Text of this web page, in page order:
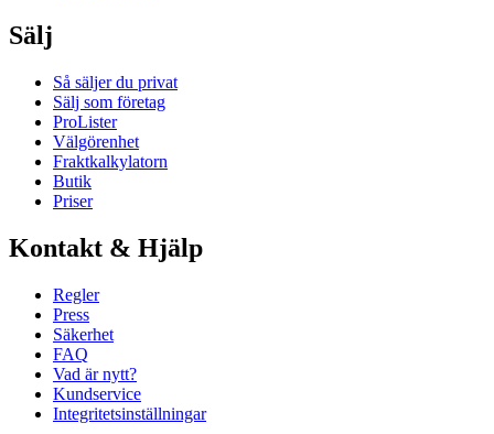
Sälj
Så säljer du privat
Sälj som företag
ProLister
Välgörenhet
Fraktkalkylatorn
Butik
Priser
Kontakt & Hjälp
Regler
Press
Säkerhet
FAQ
Vad är nytt?
Kundservice
Integritetsinställningar